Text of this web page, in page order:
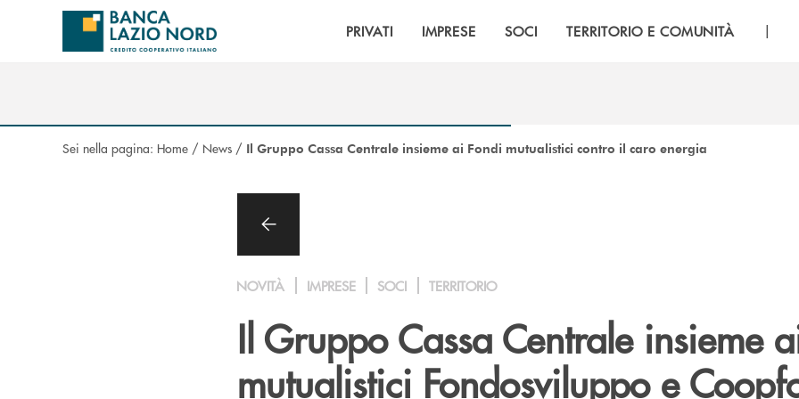
Salta al contenuto principale
PRIVATI IMPRESE SOCI TERRITORIO E COMUNITÀ |
Sei nella pagina: Home / News / Il Gruppo Cassa Centrale insieme ai Fondi mutualistici contro il caro energia
NOVITÀ IMPRESE SOCI TERRITORIO
Il Gruppo Cassa Centrale insieme
mutualistici Fondosviluppo e